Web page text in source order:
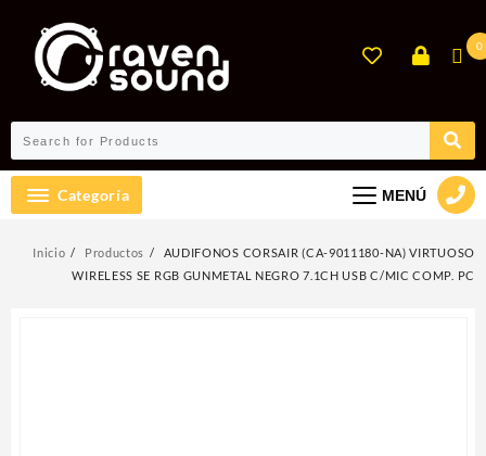
contenido
0
Categoría MENÚ
Inicio Productos
AUDIFONOS CORSAIR (CA-9011180-NA) VIRTUOSO
WIRELESS SE RGB GUNMETAL NEGRO 7.1CH USB C/MIC COMP. PC